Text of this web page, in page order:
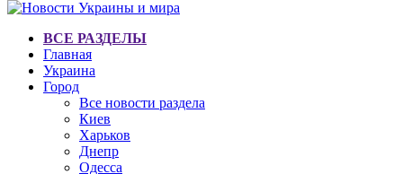
ВСЕ РАЗДЕЛЫ
Главная
Украина
Город
Все новости раздела
Киев
Харьков
Днепр
Одесса